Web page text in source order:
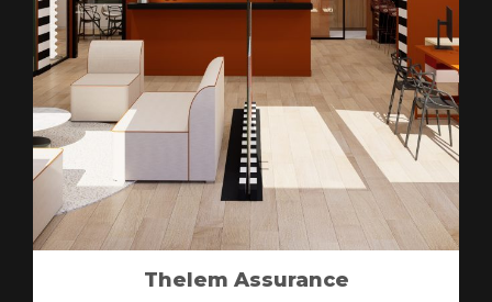
Thelem Assurance